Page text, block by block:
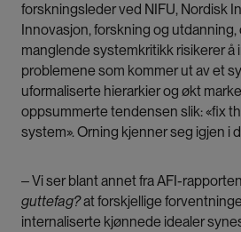
forskningsleder ved NIFU, Nordisk
Innovasjon, forskning og
manglende systemkritikk risikerer å
problemene som kommer ut av et
uformaliserte hierarkier og økt
oppsummerte tendensen slik: «fix
system». Orning kjenner seg igjen i
‒ Vi ser blant annet fra AFI-rapporten
guttefag?at forskjellige
internaliserte kjønnede idealer